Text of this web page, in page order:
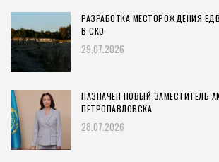
РАЗРАБОТКА МЕСТОРОЖДЕНИЯ
В СКО
29.07.2026
НАЗНАЧЕН НОВЫЙ ЗАМЕСТИТЕЛЬ
ПЕТРОПАВЛОВСКА
28.07.2026